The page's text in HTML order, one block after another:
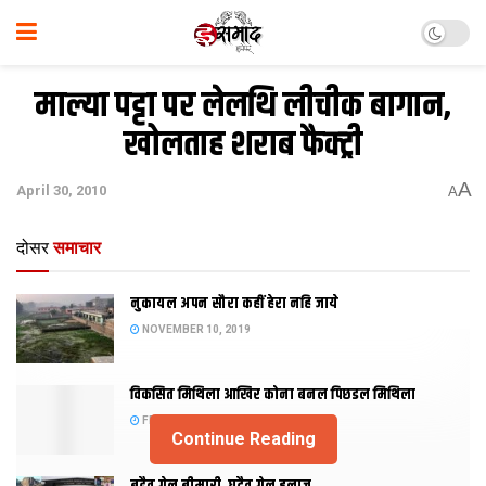
माल्या पट्टा पर लेलथि लीचीक बागान,
खोलताह शराब फैक्ट्री
April 30, 2010 AA
दोसर समाचार
नुकायल अपन सौरा कहीं हेरा नहि जाये
NOVEMBER 10, 2019
विकसित मिथिला आखिर कोना बनल पिछडल मिथिला
FEBRUARY 23, 2019
Continue Reading